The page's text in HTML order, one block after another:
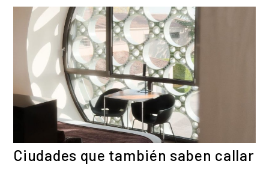
Ciudades que también saben callar